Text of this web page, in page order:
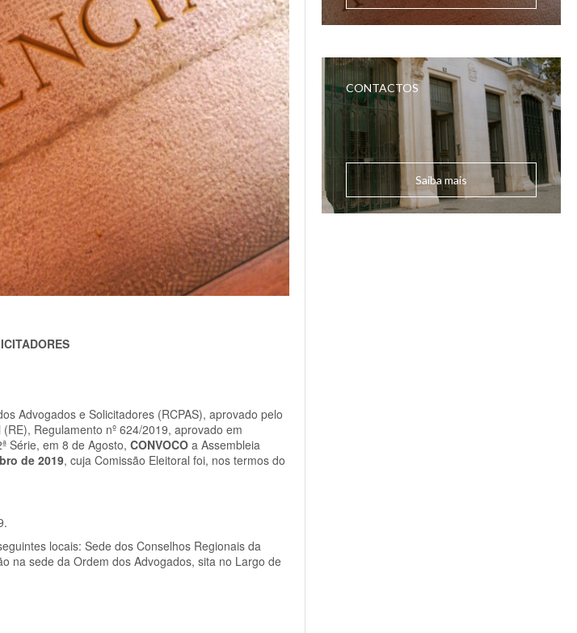
Advogados e Solicitadores (RCPAS), aprovado pelo
Regulamento nº 624/2019, aprovado em
Série, em 8 de Agosto, CONVOCO a Assembleia
de 2019, cuja Comissão Eleitoral foi, nos termos do
locais: Sede dos Conselhos Regionais da
na sede da Ordem dos Advogados, sita no Largo de
CONTACTOS
Saiba mais